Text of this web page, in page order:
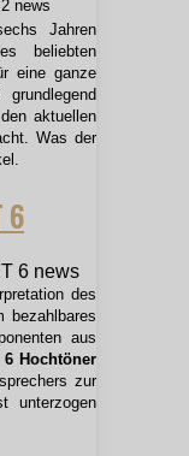
Jahren
beliebten
eine ganze
aktuellen
Was der
6
des
bezahlbares
aus
6 Hochtöner
zur
unterzogen